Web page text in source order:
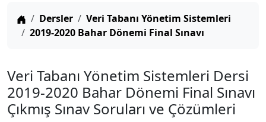
Anasayfa
Dersler
Veri Tabanı Yönetim Sistemleri
2019-2020 Bahar Dönemi Final Sınavı
Veri Tabanı Yönetim Sistemleri Dersi
2019-2020 Bahar Dönemi Final Sınavı
Çıkmış Sınav Soruları ve Çözümleri